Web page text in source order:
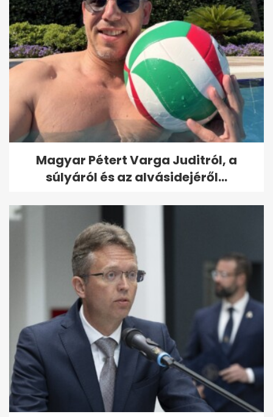
Magyar Pétert Varga Juditról, a
súlyáról és az alvásidejéről...